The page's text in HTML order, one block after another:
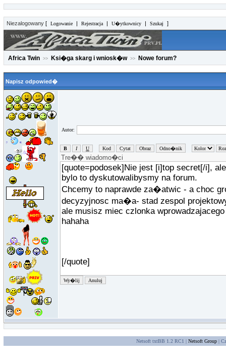
Niezalogowany [ Logowanie | Rejestracja | U�ytkownicy | Szukaj ]
Africa Twin >> Ksi�ga skarg i wniosk�w >> Nowe forum?
Napisz odpowied�
Autor:
Netsoft txtBB 1.2 RC1 | Netsoft Group|